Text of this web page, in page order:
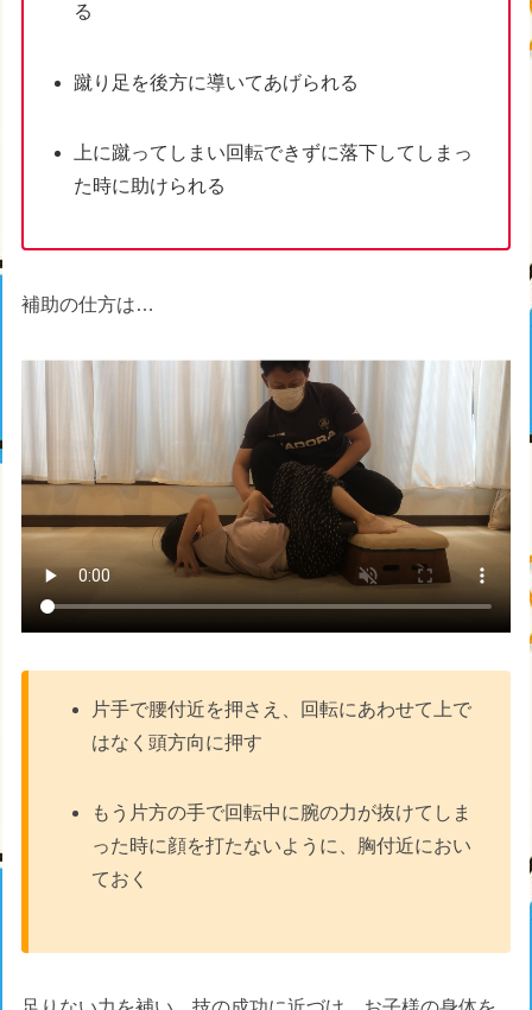
る
蹴り足を後方に導いてあげられる
上に蹴ってしまい回転できずに落下してしまっ
た時に助けられる
補助の仕方は…
片手で腰付近を押さえ、回転にあわせて上で
はなく頭方向に押す
もう片方の手で回転中に腕の力が抜けてしま
った時に顔を打たないように、胸付近におい
ておく